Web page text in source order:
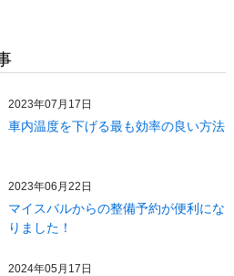
2023年07月17日
車内温度を下げる最も効率の良い方法
2023年06月22日
マイスバルからの整備予約が便利にな
りました！
2024年05月17日